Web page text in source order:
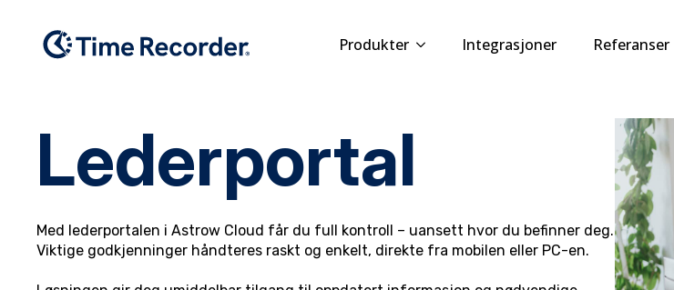
Produkter Integrasjoner Referanser
Lederportal
Med lederportalen i Astrow Cloud får du full kontroll – uansett hvor du befinner deg.
Viktige godkjenninger håndteres raskt og enkelt, direkte fra mobilen eller PC-en.